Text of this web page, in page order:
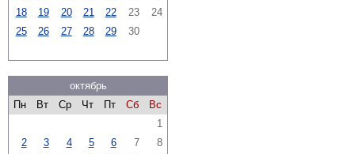
18
19 20 21 22 23
24
25
26 27 28 29 30
октябрь
Пн
Вт Ср Чт Пт Сб
Вс
1
2
3 4 5 6 7
8